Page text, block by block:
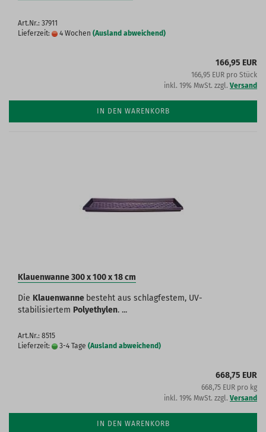
Art.Nr.: 37911
Lieferzeit:
4 Wochen (Ausland abweichend)
166,95 EUR
166,95 EUR pro Stück
inkl. 19% MwSt. zzgl. Versand
IN DEN WARENKORB
Klauenwanne 300 x 100 x 18 cm
Die Klauenwanne besteht aus schlagfestem, UV-
stabilisiertem Polyethylen. ...
Art.Nr.: 8515
Lieferzeit:
3-4 Tage (Ausland abweichend)
668,75 EUR
668,75 EUR pro kg
inkl. 19% MwSt. zzgl. Versand
IN DEN WARENKORB